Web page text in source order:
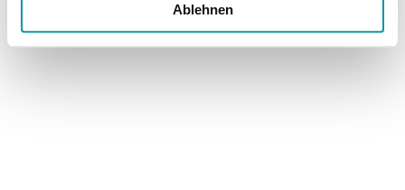
Ablehnen